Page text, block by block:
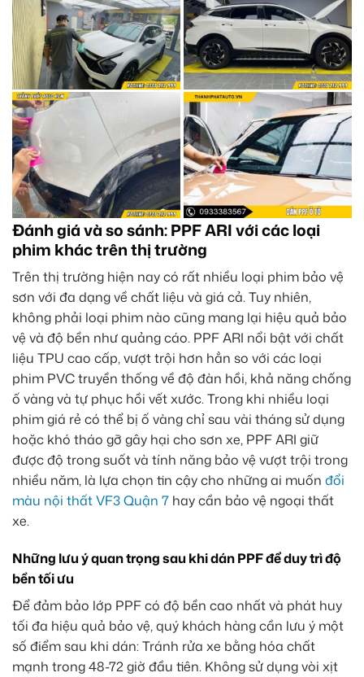
Đánh giá và so sánh: PPF ARI với các loại
phim khác trên thị trường
Trên thị trường hiện nay có rất nhiều loại phim bảo vệ
sơn với đa dạng về chất liệu và giá cả. Tuy nhiên,
không phải loại phim nào cũng mang lại hiệu quả bảo
vệ và độ bền như quảng cáo. PPF ARI nổi bật với chất
liệu TPU cao cấp, vượt trội hơn hẳn so với các loại
phim PVC truyền thống về độ đàn hồi, khả năng chống
ố vàng và tự phục hồi vết xước. Trong khi nhiều loại
phim giá rẻ có thể bị ố vàng chỉ sau vài tháng sử dụng
hoặc khó tháo gỡ gây hại cho sơn xe, PPF ARI giữ
được độ trong suốt và tính năng bảo vệ vượt trội trong
nhiều năm, là lựa chọn tin cậy cho những ai muốn đổi
màu nội thất VF3 Quận 7 hay cần bảo vệ ngoại thất
xe.
Những lưu ý quan trọng sau khi dán PPF để duy trì độ
bền tối ưu
Để đảm bảo lớp PPF có độ bền cao nhất và phát huy
tối đa hiệu quả bảo vệ, quý khách hàng cần lưu ý một
số điểm sau khi dán: Tránh rửa xe bằng hóa chất
mạnh trong 48-72 giờ đầu tiên. Không sử dụng vòi xịt